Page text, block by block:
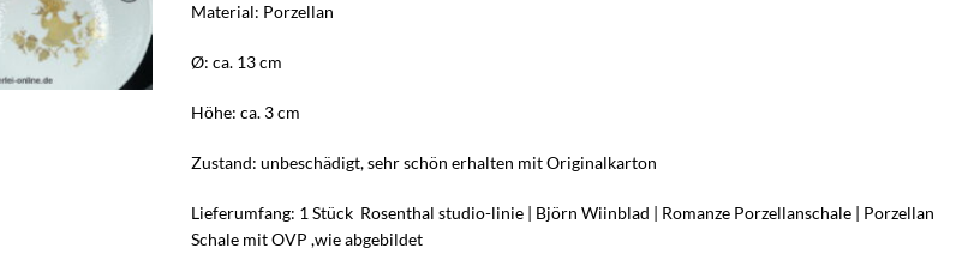
Material: Porzellan
Ø: ca. 13 cm
Höhe: ca. 3 cm
Zustand: unbeschädigt, sehr schön erhalten mit Originalkarton
Lieferumfang: 1 Stück Rosenthal studio-linie | Björn Wiinblad | Romanze Porzellanschale | Porzellan
Schale mit OVP ,wie abgebildet